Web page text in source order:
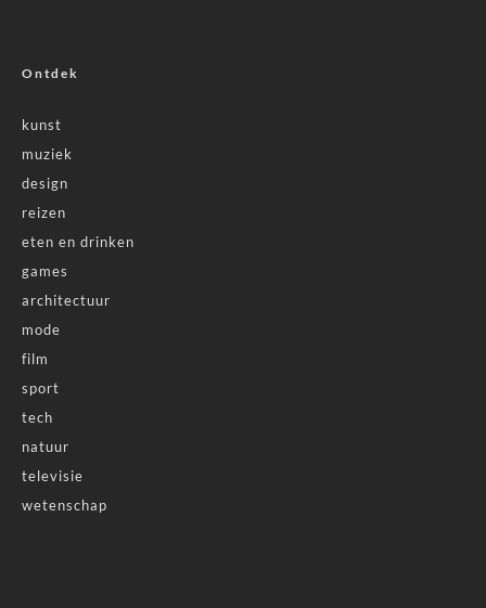
Ontdek
kunst
muziek
design
reizen
eten en drinken
games
architectuur
mode
film
sport
tech
natuur
televisie
wetenschap